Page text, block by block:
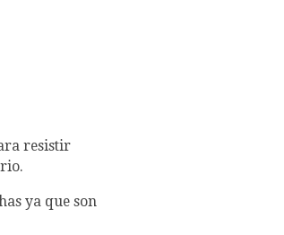
resistir
ya que son